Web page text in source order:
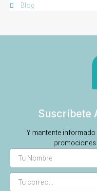
Blog
Suscríbete
Y mantente